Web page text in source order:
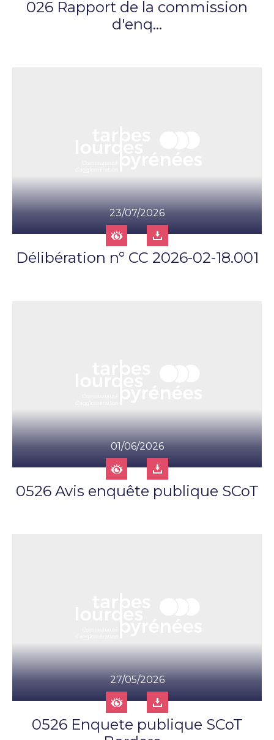
026 Rapport de la commission
d'enq...
23/07/2026
Délibération n° CC 2026-02-18.001
01/06/2026
0526 Avis enquête publique SCoT
27/05/2026
0526 Enquete publique SCoT